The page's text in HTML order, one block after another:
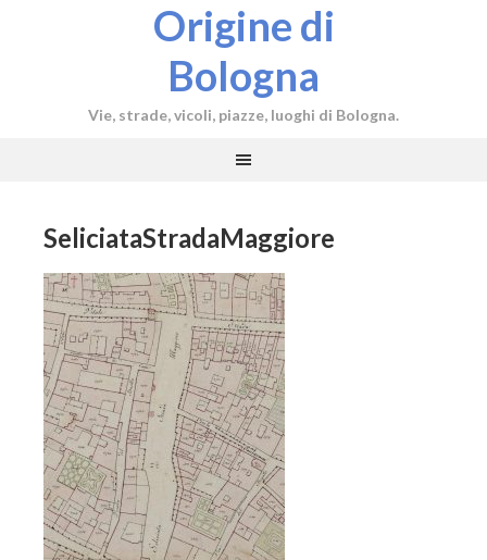
Origine di
Bologna
Vie, strade, vicoli, piazze, luoghi di Bologna.
SeliciataStradaMaggiore